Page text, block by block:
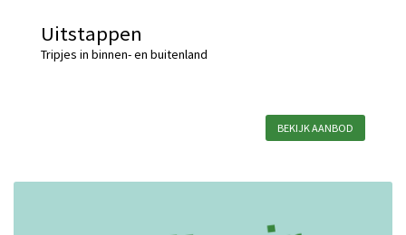
Uitstappen
Tripjes in binnen- en buitenland
BEKIJK AANBOD